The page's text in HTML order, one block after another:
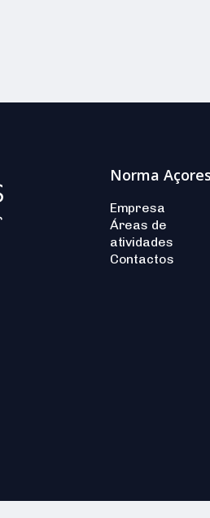
Norma Açores
Empresa
Áreas de
atividades
Contactos